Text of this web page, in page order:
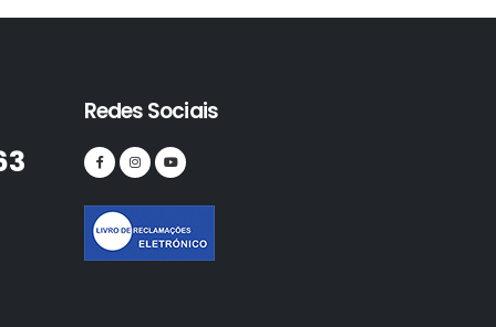
Redes Sociais